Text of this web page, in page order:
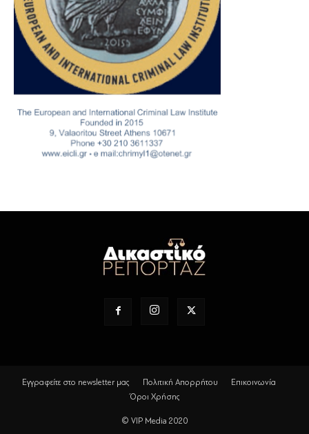
Εγγραφείτε στο newsletter μας Πολιτική Απορρήτου
Επικοινωνία
Όροι Χρήσης
© VIP Media 2020